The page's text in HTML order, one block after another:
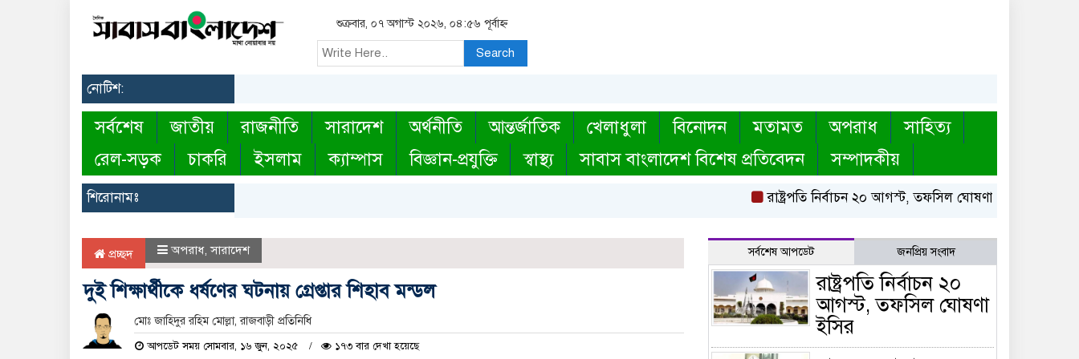
শুক্রবার, ০৭ অগাস্ট ২০২৬, ০৪:৫৬ পূর্বাহ্ন
Search
নোটিশ:
সর্বশেষ জাতীয় রাজনীতি সারাদেশ অর্থনীতি আন্তর্জাতিক খেলাধুলা বিনোদন মতামত অপরাধ
সাহিত্য
রেল-সড়ক
চাকরি ইসলাম ক্যাম্পাস বিজ্ঞান-প্রযুক্তি স্বাস্থ্য সাবাস বাংলাদেশ বিশেষ প্রতিবেদন সম্পাদকীয়
শিরোনামঃ রাষ্ট্রপতি নির্বাচন ২০ আগস্ট, তফসিল ঘোষণা ইসির
প্রচ্ছদ অপরাধ,সারাদেশ
দুই শিক্ষার্থীকে ধর্ষণের ঘটনায় গ্রেপ্তার শিহাব মন্ডল
মোঃ জাহিদুর রহিম মোল্লা, রাজবাড়ী প্রতিনিধি
আপডেট সময় সোমবার, ১৬ জুন, ২০২৫ ১৭৩ বার দেখা হয়েছে
সর্বশেষ আপডেট জনপ্রিয় সংবাদ
রাষ্ট্রপতি নির্বাচন ২০
আগস্ট, তফসিল ঘোষণা
ইসির